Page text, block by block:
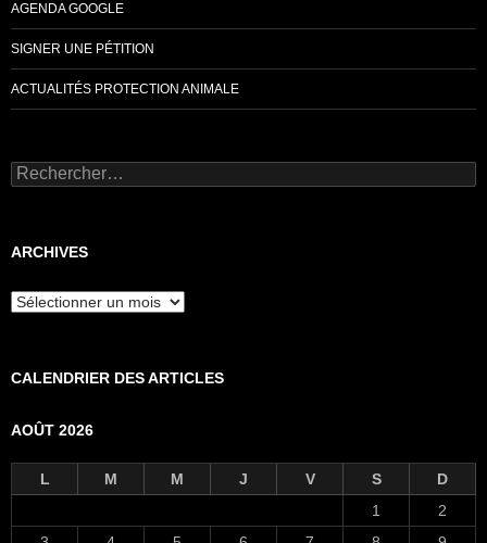
AGENDA GOOGLE
SIGNER UNE PÉTITION
ACTUALITÉS PROTECTION ANIMALE
Rechercher :
ARCHIVES
Archives
CALENDRIER DES ARTICLES
AOÛT 2026
L M M J V S
D
1
2